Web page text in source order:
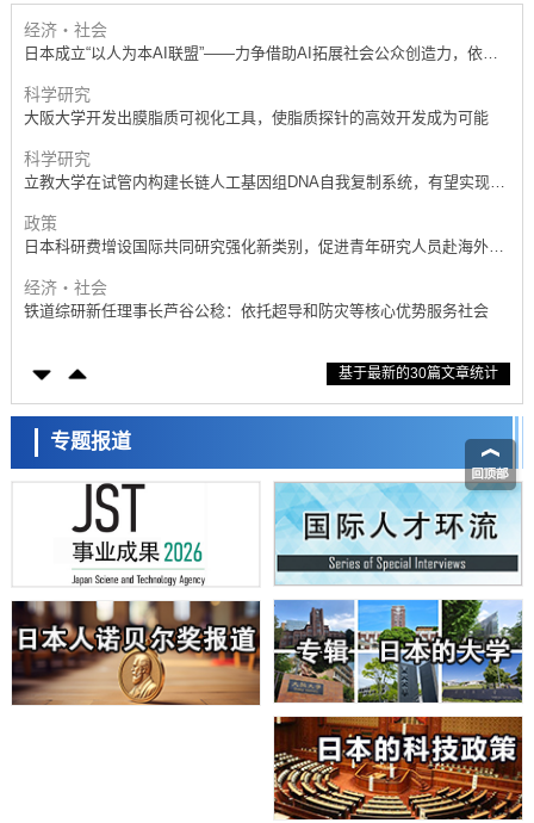
基础设施
经济・社会
日本成立“以人为本AI联盟”——力争借助AI拓展社会公众创造力，依托
科学研究
大阪大学开发出膜脂质可视化工具，使脂质探针的高效开发成为可能
科学研究
立教大学在试管内构建长链人工基因组DNA自我复制系统，有望实现携
政策
日本科研费增设国际共同研究强化新类别，促进青年研究人员赴海外开
经济・社会
铁道综研新任理事长芦谷公稔：依托超导和防灾等核心优势服务社会
东京大学通过叶绿体基因组编辑技术强化碳固定酶，成功提高光合作用
科学研究
藤田医科大学等成功鉴定出非结核分枝杆菌生存的必需基因，首次揭示
该基因的必要性因菌株而异
经济・社会
【AI法下篇】如何应对AI的不可控性——中央大学平野晋教授专访
科学研究
日本学术会议：为保持土壤健康应采取哪些措施？探讨土壤保护与强化
的具体对策
科学研究
大阪大学开发基于水氢键网络的温度预测新方法，AI从分子排列信息中
高精度解读
经济・社会
【AI法上篇】如何对“将人生交给AI”保持危机感——中央大学平野晋教
庆应义塾大学阐明脑内“游击手”小胶质细胞包裹保护受损神经细胞的机
制，有望用于开发阿尔茨海默病等疾病疗法
基于最新的30篇文章统计
专题报道